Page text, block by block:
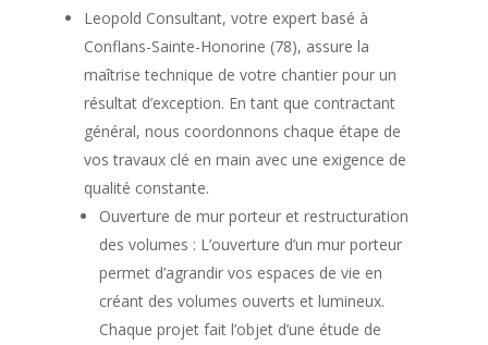
Leopold Consultant, votre expert basé à
Conflans-Sainte-Honorine (78), assure la
maîtrise technique de votre chantier pour un
résultat d’exception. En tant que contractant
général, nous coordonnons chaque étape de
vostravaux clé en main avec une exigence de
qualité constante.
Ouverture de mur porteur et restructuration
des volumes : L’ouverture d’un mur porteur
permet d’agrandir vos espaces de vie en
créant des volumes ouverts et lumineux.
Chaque projet fait l’objet d’une étude de